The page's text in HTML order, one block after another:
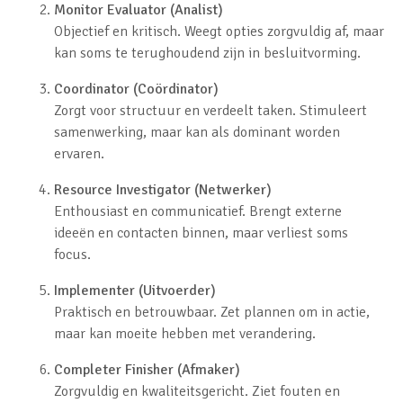
Monitor Evaluator (Analist)
Objectief en kritisch. Weegt opties zorgvuldig af, maar
kan soms te terughoudend zijn in besluitvorming.
Coordinator (Coördinator)
Zorgt voor structuur en verdeelt taken. Stimuleert
samenwerking, maar kan als dominant worden
ervaren.
Resource Investigator (Netwerker)
Enthousiast en communicatief. Brengt externe
ideeën en contacten binnen, maar verliest soms
focus.
Implementer (Uitvoerder)
Praktisch en betrouwbaar. Zet plannen om in actie,
maar kan moeite hebben met verandering.
Completer Finisher (Afmaker)
Zorgvuldig en kwaliteitsgericht. Ziet fouten en